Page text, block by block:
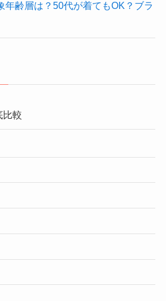
年齢層は？50代が着てもOK？ブラ
比較